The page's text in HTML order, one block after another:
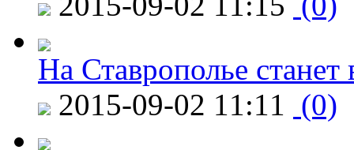
На Ставрополье
2015-09-02 11:11 (0)